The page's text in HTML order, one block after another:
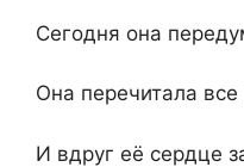
Сегодня она
Она перечитала
И вдруг её сердце